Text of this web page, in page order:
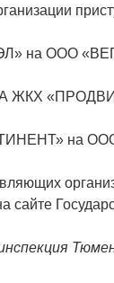
на ООО
ЖКХ
на
сайте